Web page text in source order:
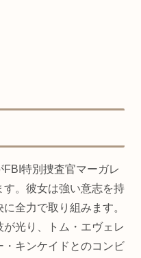
FBI特別捜査官マーガレ
す。彼女は強い意志を持
全力で取り組みます。
光り、トム・エヴェレ
・キンケイドとのコンビ